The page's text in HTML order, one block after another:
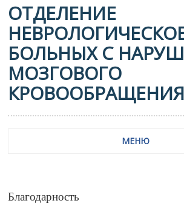
ОТДЕЛЕНИЕ
БОЛЬНЫХ С
МОЗГОВОГО
КРОВООБРАЩЕНИЯ
МЕНЮ
Благодарность